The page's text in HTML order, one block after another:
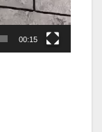
00:15